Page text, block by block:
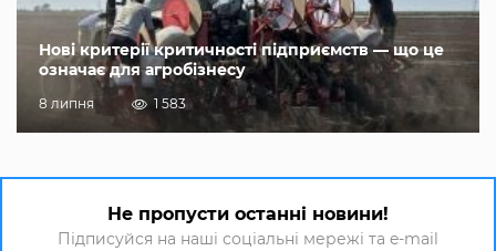
Нові критерії критичності підприємств — що це
означає для агробізнесу
8 липня 1 583
Не пропусти останні новини!
Підписуйся на наші соціальні мережі та e-mail